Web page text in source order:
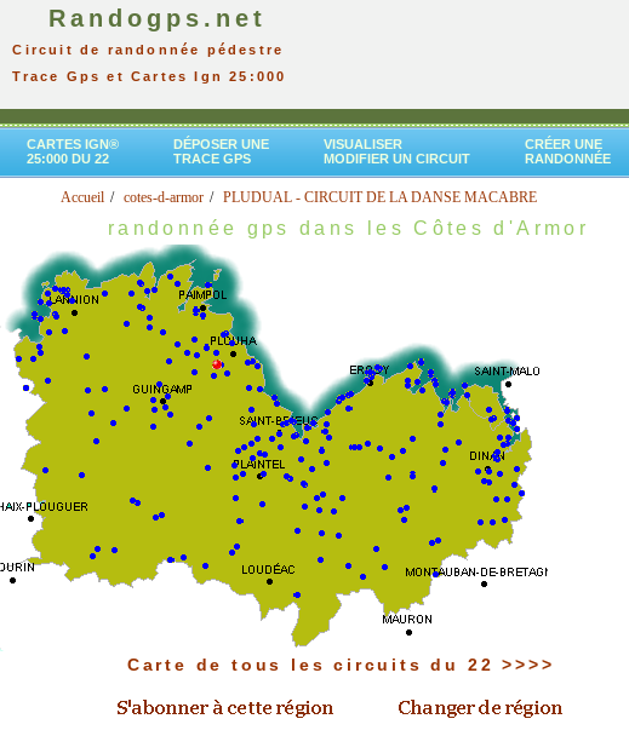
Randogps.net
Circuit de randonnée pédestre
Trace Gps et Cartes Ign 25:000
CARTES IGN®
25:000 DU 22
DÉPOSER UNE
TRACE GPS
VISUALISER
MODIFIER UN CIRCUIT
CRÉER UNE
RANDONNÉE
Accueil cotes-d-armor PLUDUAL - CIRCUIT DE LA DANSE MACABRE
randonnée gps dans les Côtes d'Armor
Carte de tous les circuits du 22 >>>>